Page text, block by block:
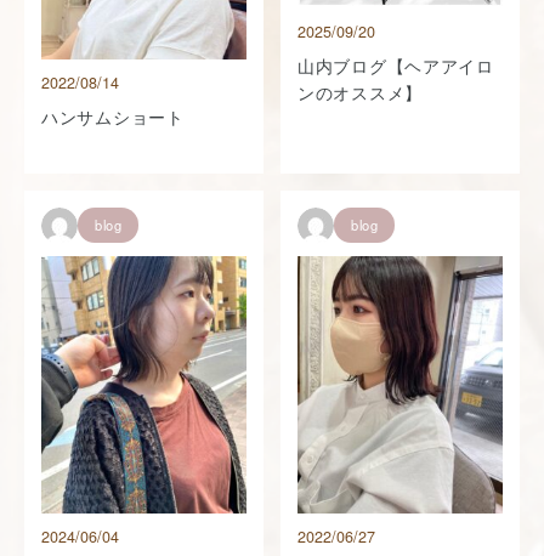
2022/08/14
ハンサムショート
2025/09/20
山内ブログ【ヘアアイロ
ンのオススメ】
blog
2024/06/04
blog
2022/06/27